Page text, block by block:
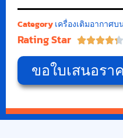
Categoryเครื่องเติมอากาศบ
Rating Star 
ขอใบเสนอรา